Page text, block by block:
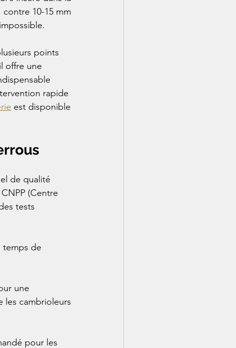
10-15 mm
points
offre une
rapide
est disponible
de qualité
(Centre
tests
temps de
une
les cambrioleurs
pour les